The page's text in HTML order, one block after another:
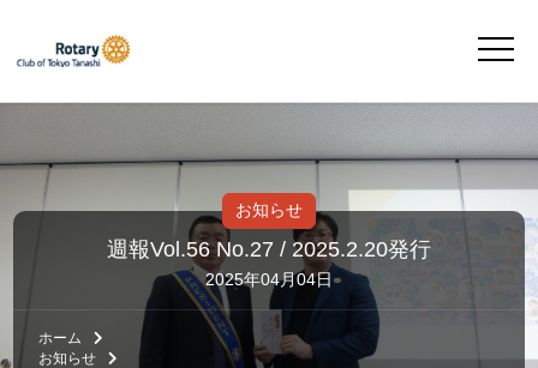
週報Vol.56 No.27 / 2025.2.20発行
お知らせ
2025年04月04日
ホーム
お知らせ